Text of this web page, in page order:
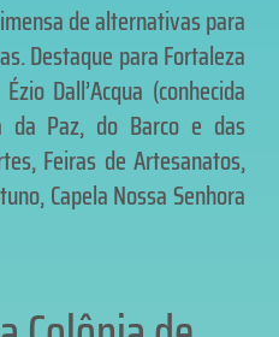
de alternativas para
Destaque para Fortaleza
Dall’Acqua (conhecida
da Paz, do Barco e das
Feiras de Artesanatos,
Capela Nossa Senhora